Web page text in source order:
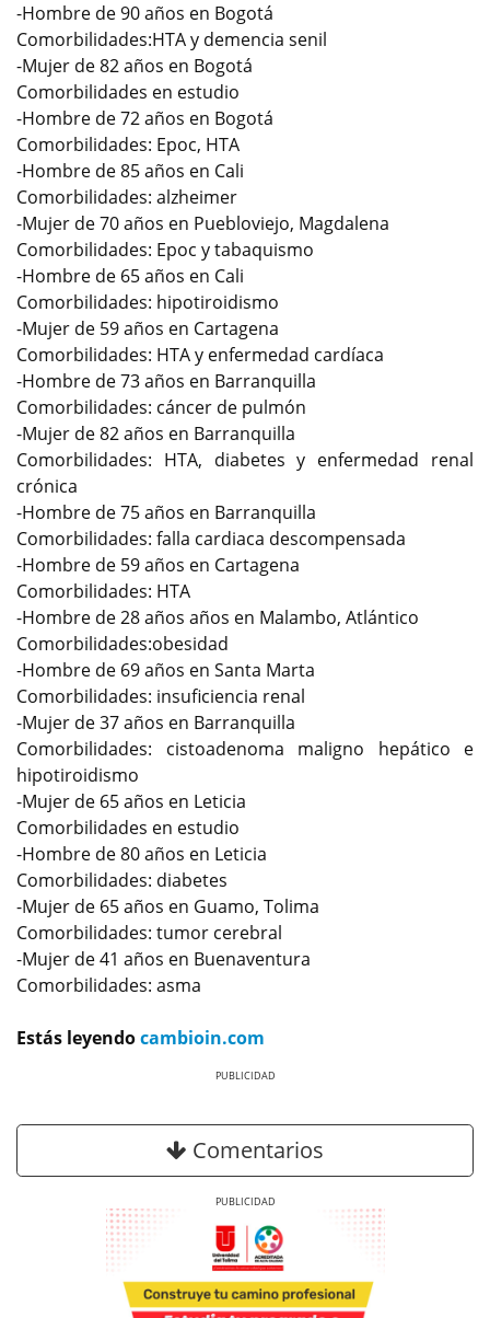
-Hombre de 90 años en Bogotá
Comorbilidades:HTA y demencia senil
-Mujer de 82 años en Bogotá
Comorbilidades en estudio
-Hombre de 72 años en Bogotá
Comorbilidades: Epoc, HTA
-Hombre de 85 años en Cali
Comorbilidades: alzheimer
-Mujer de 70 años en Puebloviejo, Magdalena
Comorbilidades: Epoc y tabaquismo
-Hombre de 65 años en Cali
Comorbilidades: hipotiroidismo
-Mujer de 59 años en Cartagena
Comorbilidades: HTA y enfermedad cardíaca
-Hombre de 73 años en Barranquilla
Comorbilidades: cáncer de pulmón
-Mujer de 82 años en Barranquilla
Comorbilidades: HTA, diabetes y enfermedad renal
crónica
-Hombre de 75 años en Barranquilla
Comorbilidades: falla cardiaca descompensada
-Hombre de 59 años en Cartagena
Comorbilidades: HTA
-Hombre de 28 años años en Malambo, Atlántico
Comorbilidades:obesidad
-Hombre de 69 años en Santa Marta
Comorbilidades: insuficiencia renal
-Mujer de 37 años en Barranquilla
Comorbilidades: cistoadenoma maligno hepático e
hipotiroidismo
-Mujer de 65 años en Leticia
Comorbilidades en estudio
-Hombre de 80 años en Leticia
Comorbilidades: diabetes
-Mujer de 65 años en Guamo, Tolima
Comorbilidades: tumor cerebral
-Mujer de 41 años en Buenaventura
Comorbilidades: asma
Estás leyendocambioin.com
Comentarios